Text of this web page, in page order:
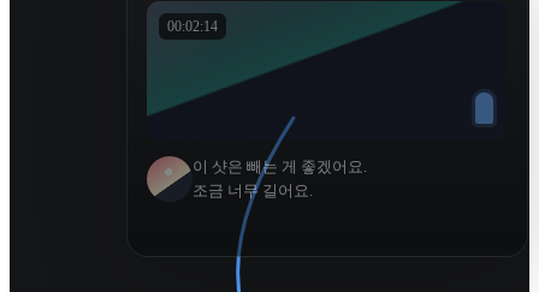
00:02:14
이 샷은 빼는 게 좋겠어요.
조금 너무 길어요.